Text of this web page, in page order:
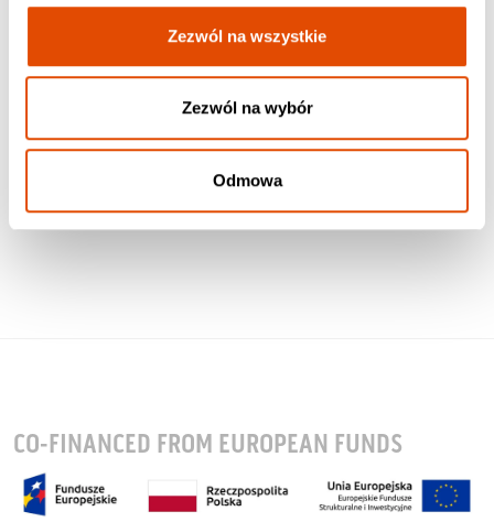
Zezwól na wszystkie
Zezwól na wybór
Odmowa
CO-FINANCED FROM EUROPEAN FUNDS